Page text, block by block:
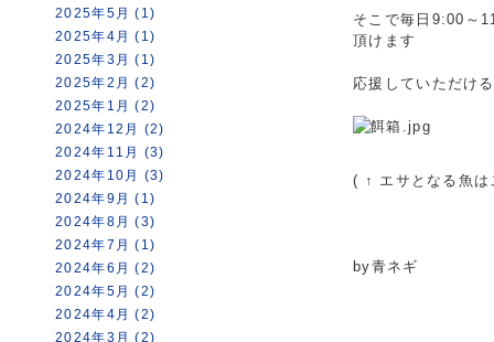
2025年5月 (1)
2025年4月 (1)
2025年3月 (1)
2025年2月 (2)
2025年1月 (2)
2024年12月 (2)
2024年11月 (3)
2024年10月 (3)
2024年9月 (1)
2024年8月 (3)
2024年7月 (1)
2024年6月 (2)
2024年5月 (2)
2024年4月 (2)
2024年3月 (2)
そこで毎日9:00～
頂けます
応援していただけ
( ↑ エサとなる魚は
by青ネギ